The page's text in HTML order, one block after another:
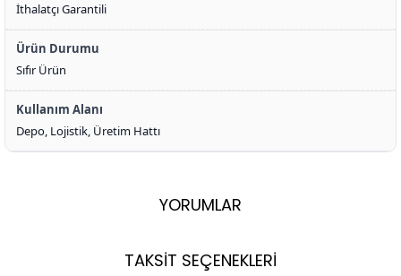
İthalatçı Garantili
Ürün Durumu
Sıfır Ürün
Kullanım Alanı
Depo, Lojistik, Üretim Hattı
YORUMLAR
TAKSİT SEÇENEKLERİ